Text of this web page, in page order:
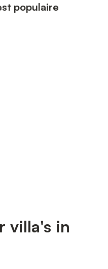
populaire
villa's in